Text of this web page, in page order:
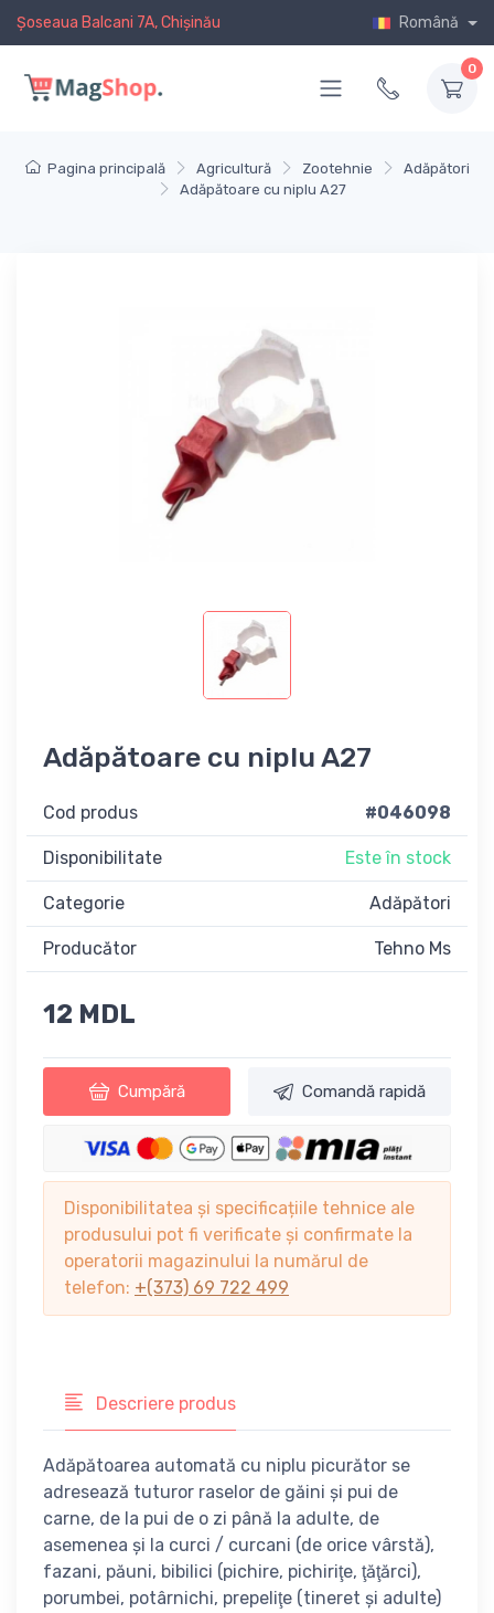
Șoseaua Balcani 7A, Chișinău Română
0
Pagina principală Agricultură Zootehnie
Adăpători
Adăpătoare cu niplu A27
Adăpătoare cu niplu A27
Cod produs #046098
Disponibilitate Este în stock
Categorie Adăpători
Producător Tehno Ms
12 MDL
Cumpără Comandă rapidă
Disponibilitatea și specificațiile tehnice ale
produsului pot fi verificate și confirmate la
operatorii magazinului la numărul de
telefon: +(373) 69 722 499
Descriere produs
Adăpătoarea automată cu niplu picurător se
adresează tuturor raselor de găini şi pui de
carne, de la pui de o zi până la adulte, de
asemenea şi la curci / curcani (de orice vârstă),
fazani, păuni, bibilici (pichire, pichiriţe, ţăţărci),
porumbei, potârnichi, prepeliţe (tineret şi adulte)